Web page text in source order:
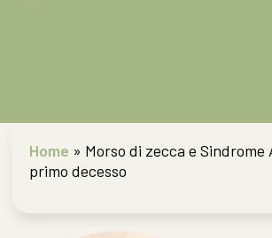
Home » Morso di zecca e Sindrome
primo decesso